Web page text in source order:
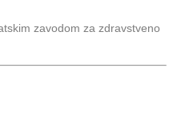
zavodom za zdravstveno